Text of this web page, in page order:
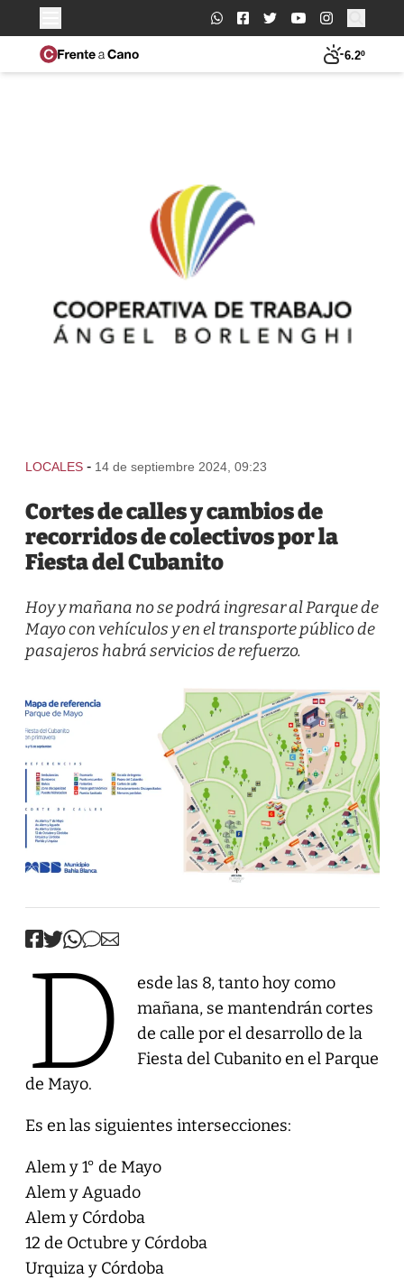
Buscar:
6.2º
LOCALES - 14 de septiembre 2024, 09:23
Cortes de calles y cambios de
recorridos de colectivos por la
Fiesta del Cubanito
Hoy y mañana no se podrá ingresar al Parque de
Mayo con vehículos y en el transporte público de
pasajeros habrá servicios de refuerzo.
D
esde las 8, tanto hoy como
mañana, se mantendrán cortes
de calle por el desarrollo de la
Fiesta del Cubanito en el Parque
de Mayo.
Es en las siguientes intersecciones:
Alem y 1° de Mayo
Alem y Aguado
Alem y Córdoba
12 de Octubre y Córdoba
Urquiza y Córdoba